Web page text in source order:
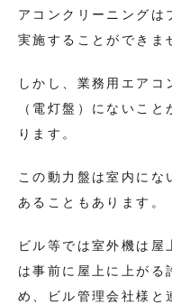
アコンクリーニング
実施することができま
しかし、業務用エアコ
（電灯盤）にないこ
ります。
この動力盤は室内にな
あることもあります。
ビル等では室外機は屋
は事前に屋上に上がる
め、ビル管理会社様と